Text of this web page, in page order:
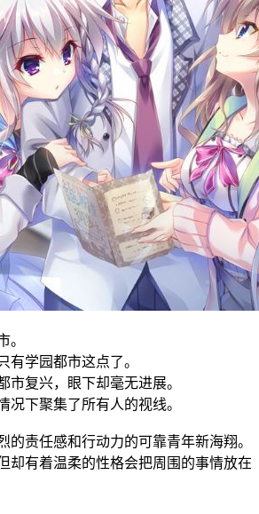
。
有学园都市这点了。
市复兴，眼下却毫无进展。
况下聚集了所有人的视线。
的责任感和行动力的可靠青年新海翔。
却有着温柔的性格会把周围的事情放在